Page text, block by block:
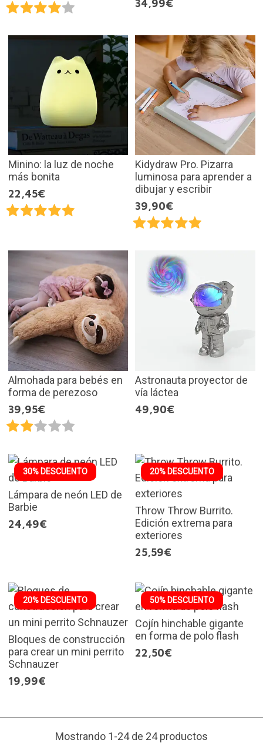
34,99€
Minino: la luz de noche
más bonita
22,45€
Kidydraw Pro. Pizarra
luminosa para aprender a
dibujar y escribir
39,90€
Almohada para bebés en
forma de perezoso
39,95€
Astronauta proyector de
vía láctea
49,90€
30% DESCUENTO
Lámpara de neón LED de
Barbie
24,49€
20% DESCUENTO
Throw Throw Burrito.
Edición extrema para
exteriores
25,59€
20% DESCUENTO
Bloques de construcción
para crear un mini perrito
Schnauzer
19,99€
50% DESCUENTO
Cojín hinchable gigante
en forma de polo flash
22,50€
Mostrando 1-24 de 24 productos